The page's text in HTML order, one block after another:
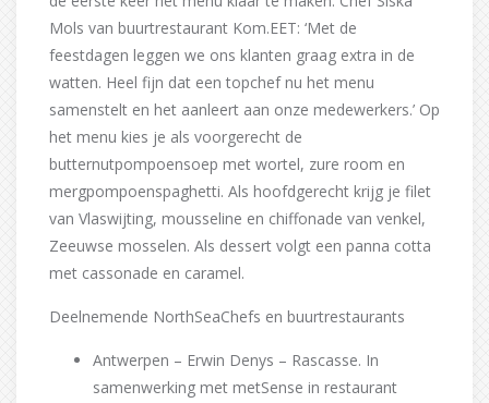
Mols van buurtrestaurant Kom.EET: ‘Met de
feestdagen leggen we ons klanten graag extra in de
watten. Heel fijn dat een topchef nu het menu
samenstelt en het aanleert aan onze medewerkers.’ Op
het menu kies je als voorgerecht de
butternutpompoensoep met wortel, zure room en
mergpompoenspaghetti. Als hoofdgerecht krijg je filet
van Vlaswijting, mousseline en chiffonade van venkel,
Zeeuwse mosselen. Als dessert volgt een panna cotta
met cassonade en caramel.
Deelnemende NorthSeaChefs en buurtrestaurants
Antwerpen – Erwin Denys – Rascasse. In
samenwerking met metSense in restaurant